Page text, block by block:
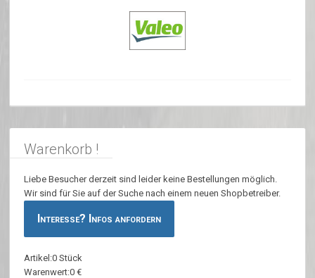
Warenkorb !
Liebe Besucher derzeit sind leider keine Bestellungen möglich.
Wir sind für Sie auf der Suche nach einem neuen Shopbetreiber.
Interesse? Infos anfordern
Artikel:0 Stück
Warenwert:0 €